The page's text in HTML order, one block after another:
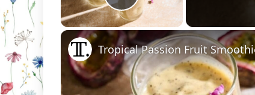
Play Video
Tropical Passion Fruit